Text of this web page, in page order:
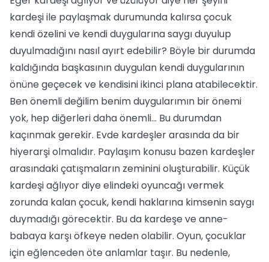
kardeşi ile paylaşmak durumunda kalırsa çocuk
kendi özelini ve kendi duygularına saygı duyulup
duyulmadığını nasıl ayırt edebilir? Böyle bir durumda
kaldığında başkasının duygulan kendi duygularının
önüne geçecek ve kendisini ikinci plana atabilecektir.
Ben önemli değilim benim duygularımın bir önemi
yok, hep diğerleri daha önemli... Bu durumdan
kaçınmak gerekir. Evde kardeşler arasında da bir
hiyerarşi olmalıdır. Paylaşım konusu bazen kardeşler
arasındaki çatışmaların zeminini oluşturabilir. Küçük
kardeşi ağlıyor diye elindeki oyuncağı vermek
zorunda kalan çocuk, kendi haklarına kimsenin saygı
duymadığı görecektir. Bu da kardeşe ve anne-
babaya karşı öfkeye neden olabilir. Oyun, çocuklar
için eğlenceden öte anlamlar taşır. Bu nedenle,